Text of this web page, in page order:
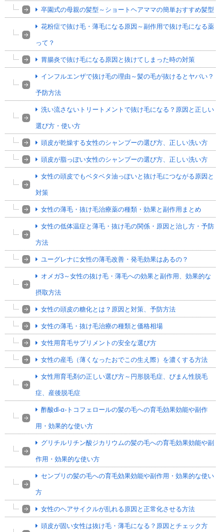
卒園式の母親の髪型～ショートヘアママの簡単おすすめ髪型
花粉症で抜け毛・薄毛になる原因～副作用で抜け毛になる薬
って？
胃腸炎で抜け毛になる原因と抜けてしまった時の対策
インフルエンザで抜け毛の理由～髪の毛が抜けるとヤバい？
予防方法
洗い流さないトリートメントで抜け毛になる？原因と正しい
選び方・使い方
頭皮が乾燥する女性のシャンプーの選び方、正しい洗い方
頭皮が脂っぽい女性のシャンプーの選び方、正しい洗い方
女性の頭皮でもベタベタ油っぽいと抜け毛につながる原因と
対策
女性の薄毛・抜け毛治療薬の種類・効果と副作用まとめ
女性の低体温症と薄毛・抜け毛の関係・原因と治し方・予防
方法
ユーグレナに女性の薄毛改善・発毛効果はあるの？
オメガ3～女性の抜け毛・薄毛への効果と副作用、効果的な
摂取方法
女性の頭皮の糖化とは？原因と対策、予防方法
女性の薄毛・抜け毛治療の種類と価格相場
女性用育毛サプリメントの安全な選び方
女性の産毛（薄くなったおでこの生え際）を濃くする方法
女性用育毛剤の正しい選び方～円形脱毛症、びまん性脱毛
症、産後脱毛症
酢酸dl-α-トコフェロールの髪の毛への育毛効果効能や副作
用・効果的な使い方
グリチルリチン酸ジカリウムの髪の毛への育毛効果効能や副
作用・効果的な使い方
センブリの髪の毛への育毛効果効能や副作用・効果的な使い
方
女性のヘアサイクルが乱れる原因と正常化させる方法
頭皮が固い女性は抜け毛・薄毛になる？原因とチェック方